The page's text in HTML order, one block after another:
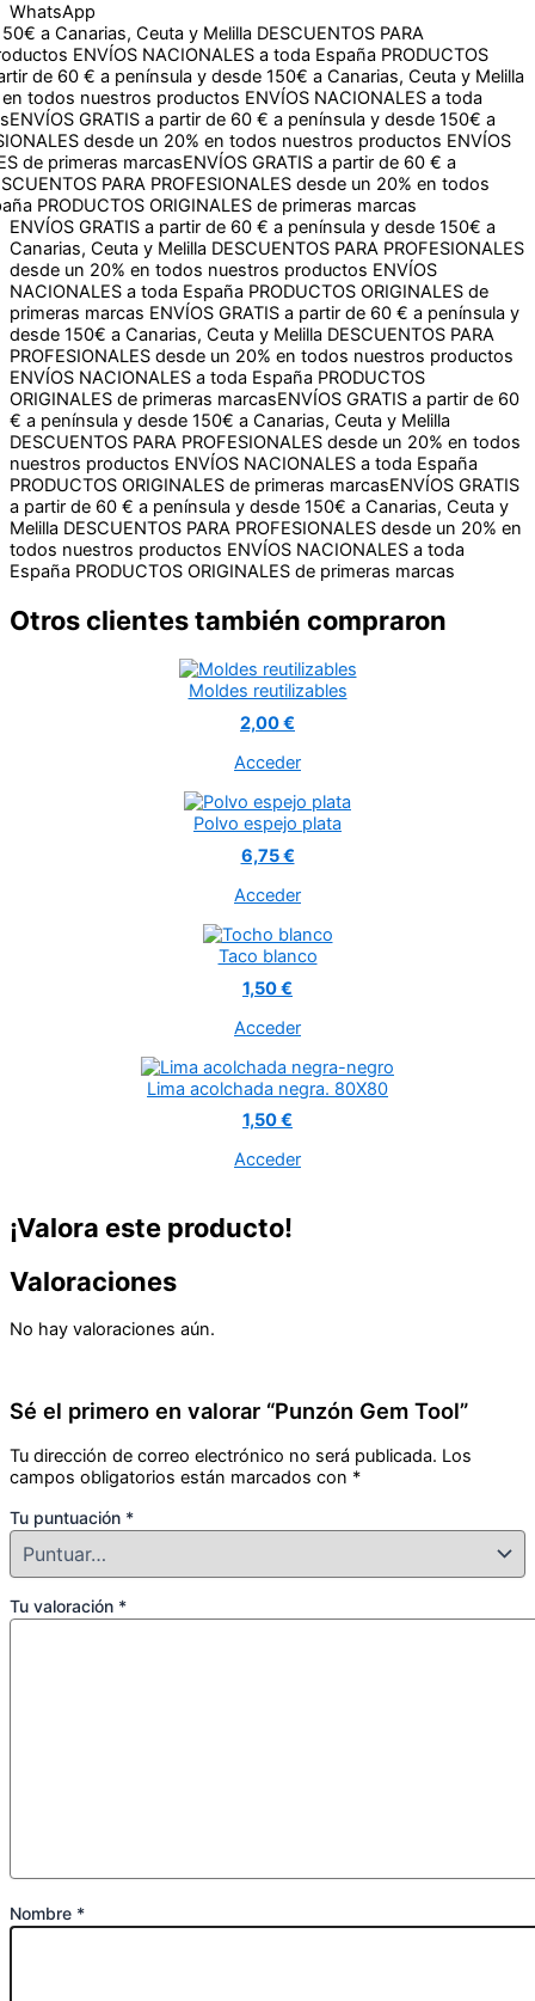
WhatsApp
Canarias, Ceuta y MelillaDESCUENTOS PARA
ENVÍOS NACIONALES a toda EspañaPRODUCTOS
60 € a península y desde 150€ a Canarias, Ceuta y Melilla
nuestros productosENVÍOS NACIONALES a toda España
a partir de 60 € a península y desde 150€ a Canarias, Ceuta
en todos nuestros productosENVÍOS NACIONALES a toda
GRATIS a partir de 60 € a península y desde 150€ a
desde un 20% en todos nuestros productosENVÍOS
primeras marcas
ENVÍOS GRATIS a partir de 60 € a península y desde 150€ a
Canarias, Ceuta y Melilla DESCUENTOS PARA PROFESIONALES
desde un 20% en todos nuestros productos ENVÍOS
NACIONALES a toda España PRODUCTOS ORIGINALES de
primeras marcas ENVÍOS GRATIS a partir de 60 € a península y
desde 150€ a Canarias, Ceuta y Melilla DESCUENTOS PARA
PROFESIONALES desde un 20% en todos nuestros productos
ENVÍOS NACIONALES a toda España PRODUCTOS
ORIGINALES de primeras marcasENVÍOS GRATIS a partir de 60
€ a península y desde 150€ a Canarias, Ceuta y Melilla
DESCUENTOS PARA PROFESIONALES desde un 20% en todos
nuestros productos ENVÍOS NACIONALES a toda España
PRODUCTOS ORIGINALES de primeras marcasENVÍOS GRATIS
a partir de 60 € a península y desde 150€ a Canarias, Ceuta y
Melilla DESCUENTOS PARA PROFESIONALES desde un 20% en
todos nuestros productos ENVÍOS NACIONALES a toda
España PRODUCTOS ORIGINALES de primeras marcas
Otros clientes también compraron
Moldes reutilizables
2,00 €
Acceder
Polvo espejo plata
6,75 €
Acceder
Taco blanco
1,50 €
Acceder
Lima acolchada negra. 80X80
1,50 €
Acceder
¡Valora este producto!
Valoraciones
No hay valoraciones aún.
Sé el primero en valorar “Punzón Gem Tool”
Tu dirección de correo electrónico no será publicada. Los
campos obligatorios están marcados con *
Tu puntuación *
Tu valoración *
Nombre *